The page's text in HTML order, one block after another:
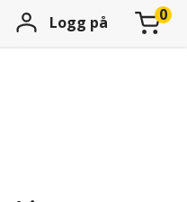
Logg på